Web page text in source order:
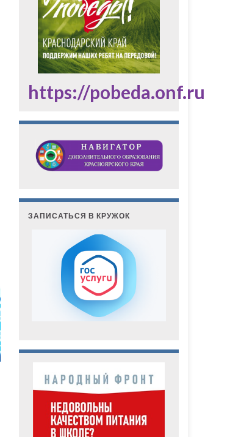
https://pobeda.onf.ru
ЗАПИСАТЬСЯ В КРУЖОК